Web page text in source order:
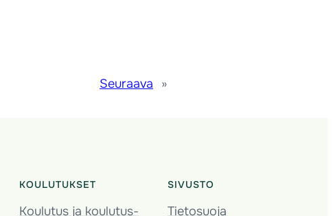
Seuraava »
KOULUTUKSET
Koulutus ja koulutus­
SIVUSTO
Tietosuoja